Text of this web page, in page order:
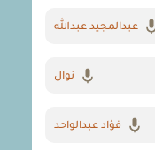
عبدالمجيد عبدالله
نوال
فؤاد عبدالواحد